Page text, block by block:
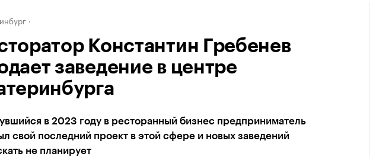
Константин Гребенев
заведение в центре
в 2023 году в ресторанный бизнес предприниматель
свой последний проект в этой сфере и новых заведений
не планирует